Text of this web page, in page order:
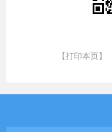
【打印本页】